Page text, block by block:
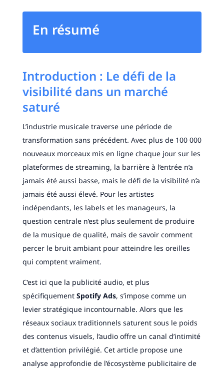
En résumé
Introduction : Le défi de la
visibilité dans un marché
saturé
L’industrie musicale traverse une période de
transformation sans précédent. Avec plus de 100 000
nouveaux morceaux mis en ligne chaque jour sur les
plateformes de streaming, la barrière à l’entrée n’a
jamais été aussi basse, mais le défi de la visibilité n’a
jamais été aussi élevé. Pour les artistes
indépendants, les labels et les manageurs, la
question centrale n’est plus seulement de produire
de la musique de qualité, mais de savoir comment
percer le bruit ambiant pour atteindre les oreilles
qui comptent vraiment.
C’est ici que la publicité audio, et plus
spécifiquement Spotify Ads, s’impose comme un
levier stratégique incontournable. Alors que les
réseaux sociaux traditionnels saturent sous le poids
des contenus visuels, l’audio offre un canal d’intimité
et d’attention privilégié. Cet article propose une
analyse approfondie de l’écosystème publicitaire de